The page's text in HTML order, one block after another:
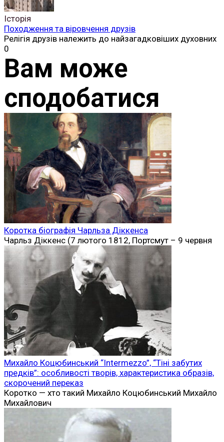
Історія
Походження та віровчення друзів
Релігія друзів належить до найзагадковіших духовних
0
Вам може
сподобатися
Коротка біографія Чарльза Діккенса
Чарльз Діккенс (7 лютого 1812, Портсмут – 9 червня
Михайло Коцюбинський “Intermezzo”, “Тіні забутих
предків”: особливості творів, характеристика образів,
скорочений переказ
Коротко — хто такий Михайло Коцюбинський Михайло
Михайлович